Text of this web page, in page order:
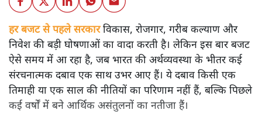
हर बजट से पहले सरकारविकास, रोजगार, गरीब कल्याण और
निवेश की बड़ी घोषणाओं का वादा करती है। लेकिन इस बार बजट
ऐसे समय में आ रहा है, जब भारत की अर्थव्यवस्था के भीतर कई
संरचनात्मक दबाव एक साथ उभर आए हैं। ये दबाव किसी एक
तिमाही या एक साल की नीतियों का परिणाम नहीं हैं, बल्कि पिछले
कई वर्षों में बने आर्थिक असंतुलनों का नतीजा हैं।